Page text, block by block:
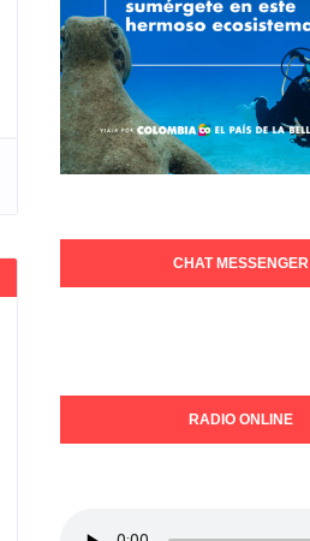
CHAT MESSENGER
RADIO ONLINE